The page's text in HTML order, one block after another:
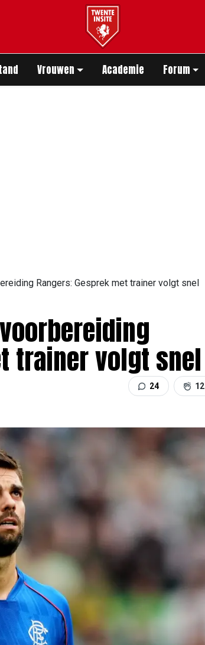
Vrouwen Academie Forum
Rangers: Gesprek met trainer volgt snel
trainer volgt snel
24 12